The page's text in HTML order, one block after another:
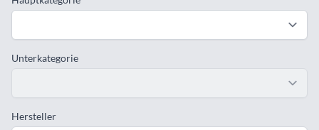
Unterkategorie
Hersteller